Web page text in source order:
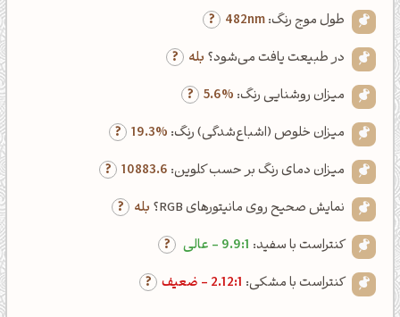
طول موج رنگ:482nm
در طبیعت یافت می‌شود؟ بله
میزان روشنایی رنگ: 5.6%
میزان خلوص (اشباع‌شدگی) رنگ: 19.3%
میزان دمای رنگ بر حسب کلوین: 10883.6
نمایش صحیح روی مانیتورهای RGB؟
بله
کنتراست با سفید: 9.9:1 - عالی
کنتراست با مشکی: 2.12:1 - ضعیف